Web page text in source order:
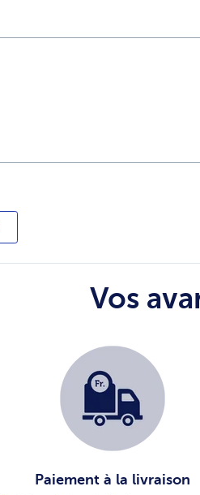
Vos
Paiement à la livraison